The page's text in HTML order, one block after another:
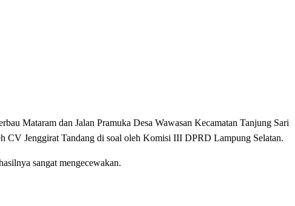
Mataram dan Jalan Pramuka Desa Wawasan Kecamatan Tanjung Sari
CV Jenggirat Tandang di soal oleh Komisi III DPRD Lampung Selatan.
sangat mengecewakan.